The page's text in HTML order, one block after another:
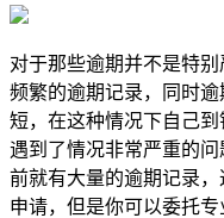
对于那些逾期并不是特
频繁的逾期记录，同时
短，在这种情况下自己
遇到了情况非常严重的
前就有大量的逾期记录
申请，但是你可以委托